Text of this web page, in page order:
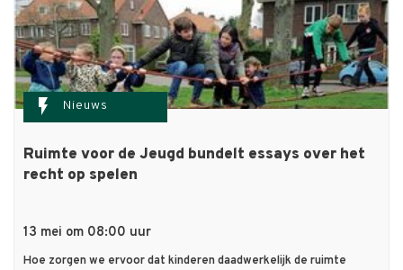
flash_on Nieuws
Ruimte voor de Jeugd bundelt essays over het
recht op spelen
13 mei om 08:00 uur
Hoe zorgen we ervoor dat kinderen daadwerkelijk de ruimte